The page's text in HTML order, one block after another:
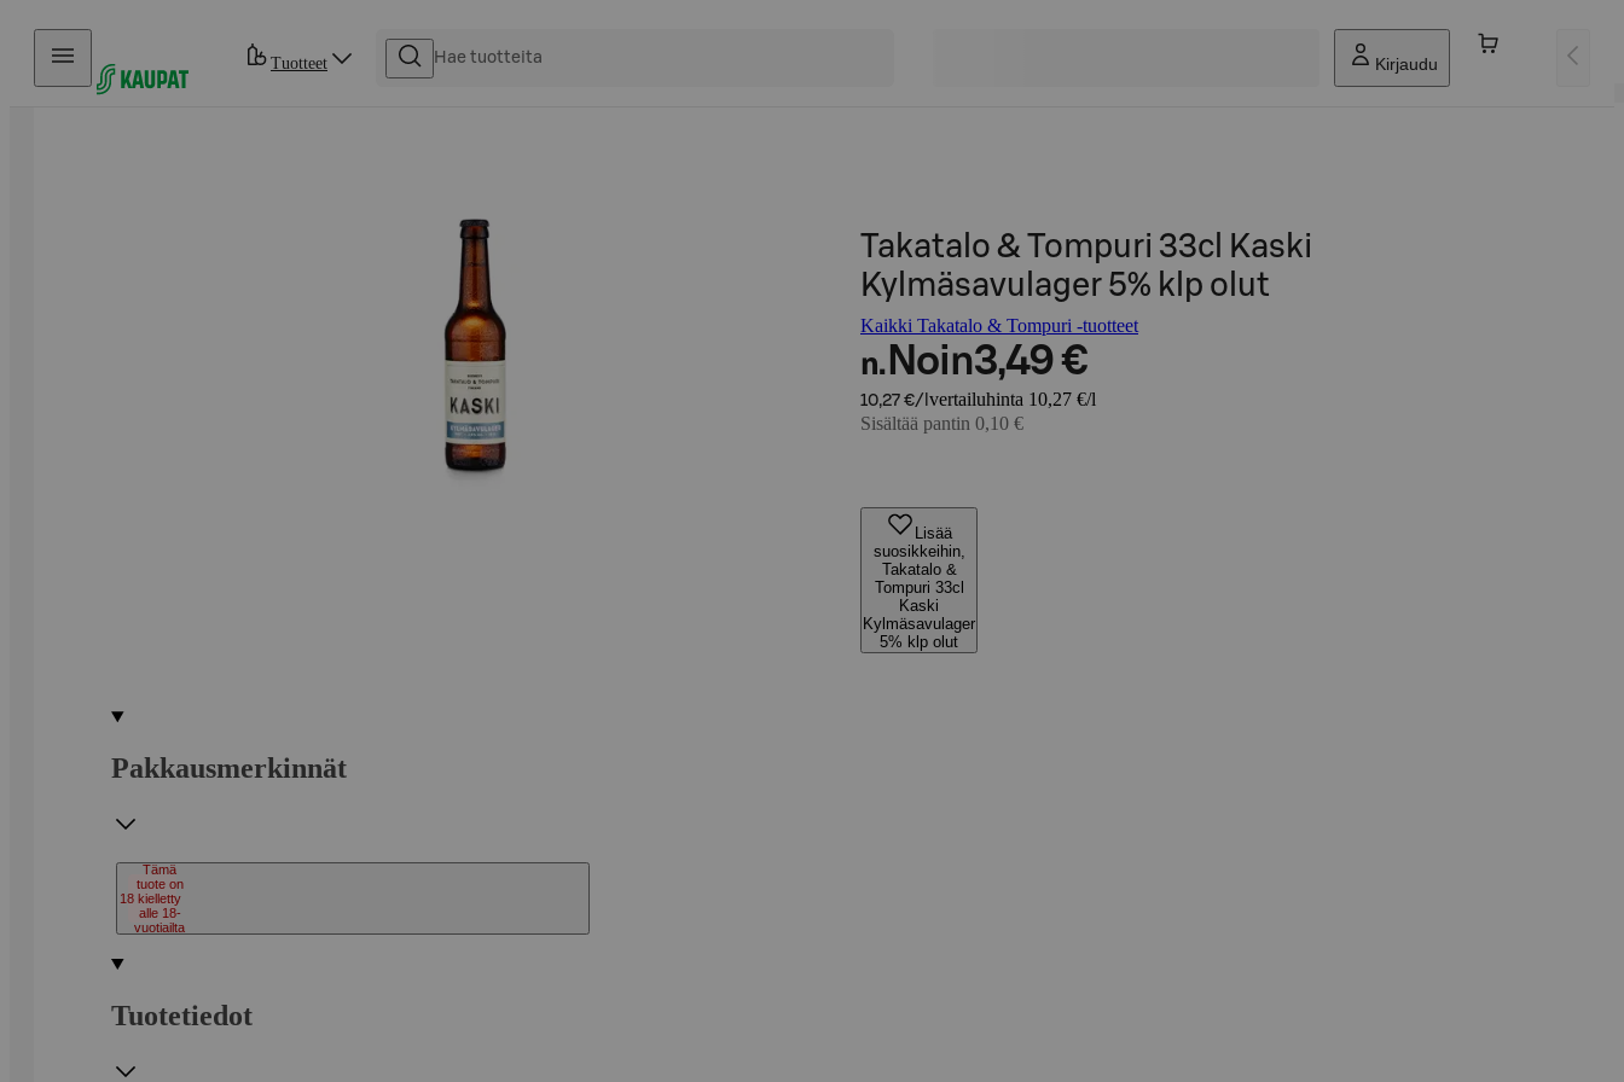
Hyppää sisältöön
Tuotteet Kirjaudu
Takatalo & Tompuri 33cl Kaski
Kylmäsavulager 5% klp olut
Kaikki Takatalo & Tompuri -tuotteet
n. Noin3,49 €
10,27 €/l vertailuhinta 10,27 €/l
Sisältää pantin 0,10 €
Lisää
suosikkeihin,
Takatalo &
Tompuri 33cl
Kaski
Kylmäsavulager
5% klp olut
Pakkausmerkinnät
18
Tämä
tuote on
kielletty
alle 18-
vuotiailta
Tuotetiedot